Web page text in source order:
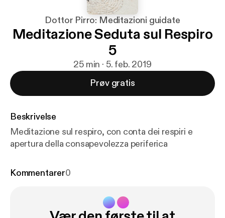
Dottor Pirro: Meditazioni guidate
Meditazione Seduta sul Respiro
5
25 min · 5. feb. 2019
Prøv gratis
Beskrivelse
Meditazione sul respiro, con conta dei respiri e
apertura della consapevolezza periferica
Kommentarer0